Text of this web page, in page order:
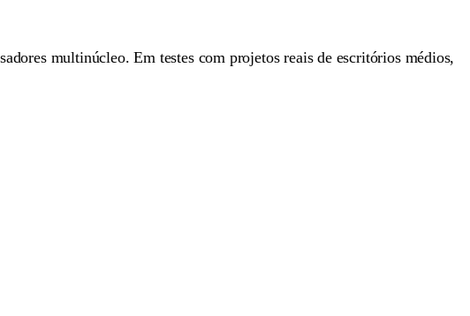
multinúcleo. Em testes com projetos reais de escritórios médios,